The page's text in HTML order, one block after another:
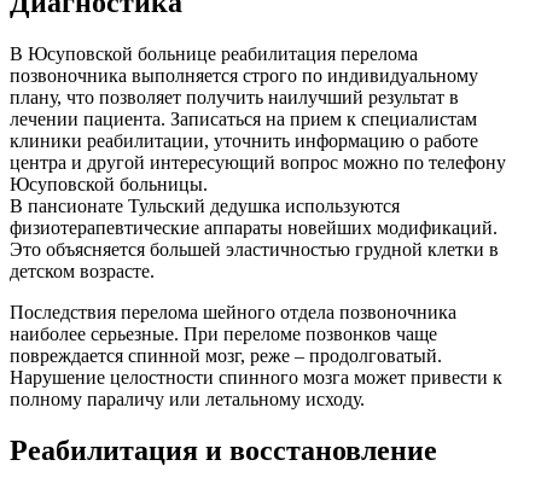
В Юсуповской больнице реабилитация перелома
позвоночника выполняется строго по индивидуальному
плану, что позволяет получить наилучший результат в
лечении пациента. Записаться на прием к специалистам
клиники реабилитации, уточнить информацию о работе
центра и другой интересующий вопрос можно по телефону
Юсуповской больницы.
В пансионате Тульский дедушка используются
физиотерапевтические аппараты новейших модификаций.
Это объясняется большей эластичностью грудной клетки в
детском возрасте.
Последствия перелома шейного отдела позвоночника
наиболее серьезные. При переломе позвонков чаще
повреждается спинной мозг, реже – продолговатый.
Нарушение целостности спинного мозга может привести к
полному параличу или летальному исходу.
Реабилитация и восстановление